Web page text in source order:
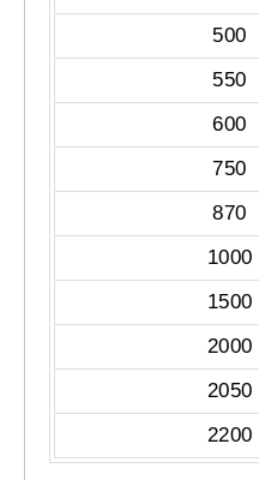
500
550
600
750
870
1000
1500
2000
2050
2200